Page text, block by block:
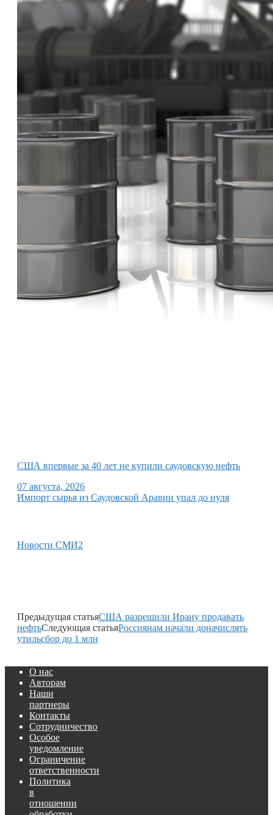
США впервые за 40 лет не купили саудовскую нефть
07 августа, 2026
Импорт сырья из Саудовской Аравии упал до нуля
Новости СМИ2
Предыдущая статьяСША разрешили Ирану продавать
нефтьСледующая статьяРоссиянам начали доначислять
утильсбор до 1 млн
О нас
Авторам
Наши
партнеры
Контакты
Сотрудничество
Особое
уведомление
Ограничение
ответственности
Политика
в
отношении